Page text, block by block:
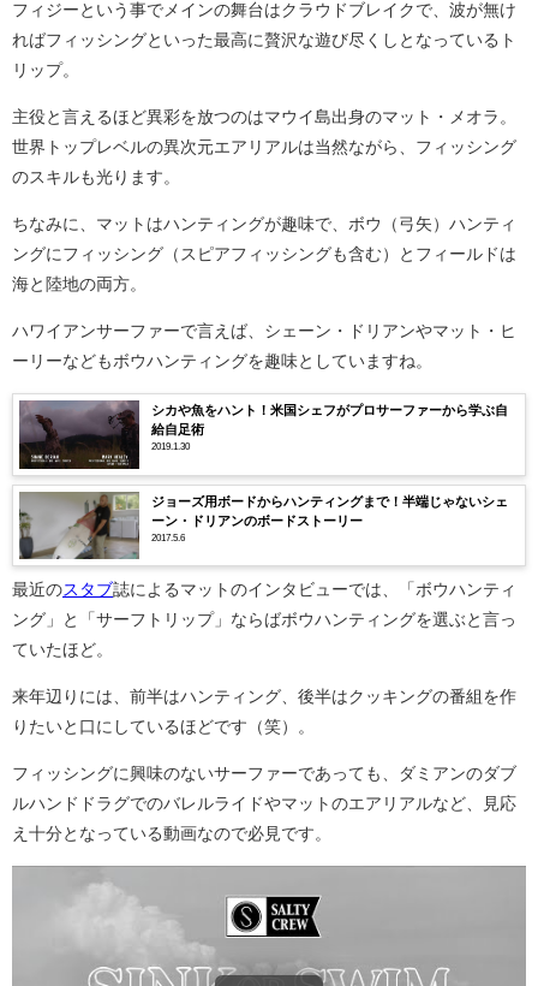
フィジーという事でメインの舞台はクラウドブレイクで、波が無け
ればフィッシングといった最高に贅沢な遊び尽くしとなっているト
リップ。
主役と言えるほど異彩を放つのはマウイ島出身のマット・メオラ。
世界トップレベルの異次元エアリアルは当然ながら、フィッシング
のスキルも光ります。
ちなみに、マットはハンティングが趣味で、ボウ（弓矢）ハンティ
ングにフィッシング（スピアフィッシングも含む）とフィールドは
海と陸地の両方。
ハワイアンサーファーで言えば、シェーン・ドリアンやマット・ヒ
ーリーなどもボウハンティングを趣味としていますね。
シカや魚をハント！米国シェフがプロサーファーから学ぶ自
給自足術
2019.1.30
ジョーズ用ボードからハンティングまで！半端じゃないシェ
ーン・ドリアンのボードストーリー
2017.5.6
最近のスタブ誌によるマットのインタビューでは、「ボウハンティ
ング」と「サーフトリップ」ならばボウハンティングを選ぶと言っ
ていたほど。
来年辺りには、前半はハンティング、後半はクッキングの番組を作
りたいと口にしているほどです（笑）。
フィッシングに興味のないサーファーであっても、ダミアンのダブ
ルハンドドラグでのバレルライドやマットのエアリアルなど、見応
え十分となっている動画なので必見です。